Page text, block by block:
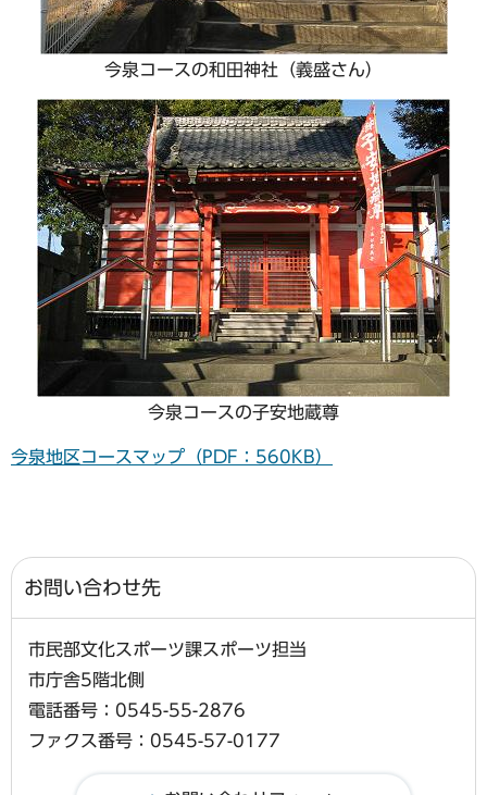
今泉コースの和田神社（義盛さん）
今泉コースの子安地蔵尊
今泉地区コースマップ（PDF：560KB）
お問い合わせ先
市民部文化スポーツ課スポーツ担当
市庁舎5階北側
電話番号：0545-55-2876
ファクス番号：0545-57-0177